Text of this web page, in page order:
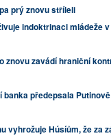
prý znovu stříleli
indoktrinaci mládeže
znovu zavádí hraniční
banka předepsala
vyhrožuje Húsíům, že za